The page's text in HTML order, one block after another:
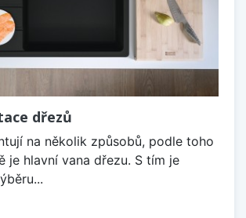
dřezů
na několik způsobů, podle toho
je hlavní vana dřezu. S tím je